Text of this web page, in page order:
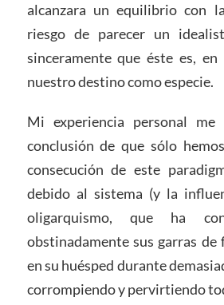
alcanzara un equilibrio con
riesgo de parecer un
sinceramente que éste es,
nuestro destino como especie.
Mi experiencia personal
conclusión de que sólo
consecución de este
debido al sistema (y la
oligarquismo, que ha
obstinadamente sus garras de
en su huésped durante
corrompiendo y pervirtiendo